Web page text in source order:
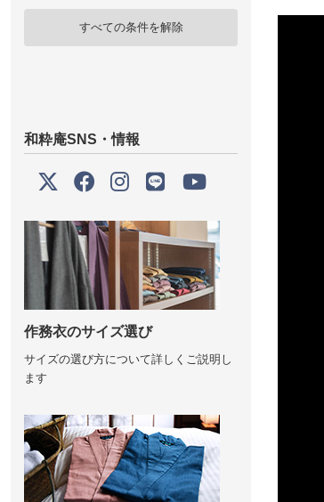
すべての条件を解除
和粋庵SNS・情報
作務衣のサイズ選び
サイズの選び方について詳しくご説明し
ます